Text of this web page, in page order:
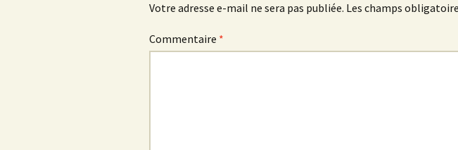
Votre adresse e-mail ne sera pas publiée. Les champs
Commentaire *